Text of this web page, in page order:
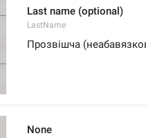
Last name (optional)
LastName
Прозвішча
None